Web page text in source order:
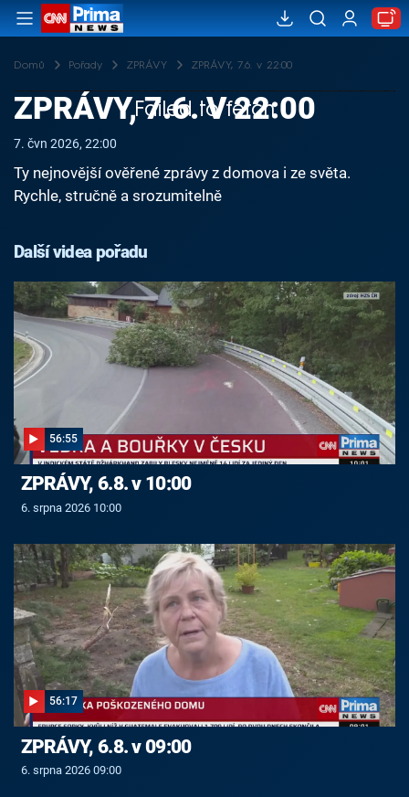
Domů Pořady ZPRÁVY ZPRÁVY, 7.6. v 22:00
Failed to fetch
ZPRÁVY, 7.6. V 22:00
7. čvn 2026, 22:00
Ty nejnovější ověřené zprávy z domova i ze světa.
Rychle, stručně a srozumitelně
Další videa pořadu
56:55
ZPRÁVY, 6.8. v 10:00
6. srpna 2026 10:00
56:17
ZPRÁVY, 6.8. v 09:00
6. srpna 2026 09:00